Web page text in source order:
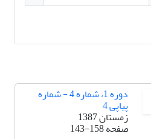
دوره 1، شماره 4 - شماره
پیاپی 4
زمستان 1387
صفحه143-158